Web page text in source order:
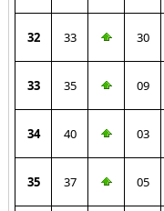
32 33 30
33 35 09
34 40 03
35 37 05